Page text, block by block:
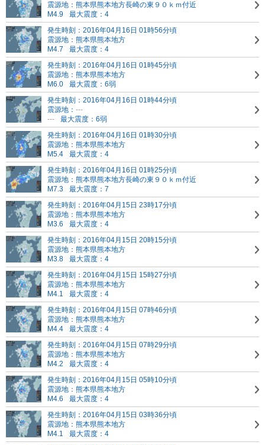
震源地：熊本県熊本地方長崎の東９０ｋｍ付近
M4.9
最大震度：4
発生時刻：2016年04月16日 01時56分頃
震源地：熊本県熊本地方
M4.7
最大震度：4
発生時刻：2016年04月16日 01時45分頃
震源地：熊本県熊本地方
M6.0
最大震度：6弱
発生時刻：2016年04月16日 01時44分頃
震源地： ---
---
最大震度：6弱
発生時刻：2016年04月16日 01時30分頃
震源地：熊本県熊本地方
M5.4
最大震度：4
発生時刻：2016年04月16日 01時25分頃
震源地：熊本県熊本地方長崎の東９０ｋｍ付近
M7.3
最大震度：7
発生時刻：2016年04月15日 23時17分頃
震源地：熊本県熊本地方
M3.6
最大震度：4
発生時刻：2016年04月15日 20時15分頃
震源地：熊本県熊本地方
M3.8
最大震度：4
発生時刻：2016年04月15日 15時27分頃
震源地：熊本県熊本地方
M4.1
最大震度：4
発生時刻：2016年04月15日 07時46分頃
震源地：熊本県熊本地方
M4.4
最大震度：4
発生時刻：2016年04月15日 07時29分頃
震源地：熊本県熊本地方
M4.2
最大震度：4
発生時刻：2016年04月15日 05時10分頃
震源地：熊本県熊本地方
M4.6
最大震度：4
発生時刻：2016年04月15日 03時36分頃
震源地：熊本県熊本地方
M4.1
最大震度：4